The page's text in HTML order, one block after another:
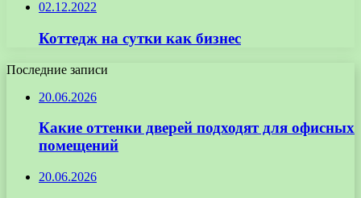
02.12.2022
Коттедж на сутки как бизнес
Последние записи
20.06.2026
Какие оттенки дверей подходят для офисных
помещений
20.06.2026